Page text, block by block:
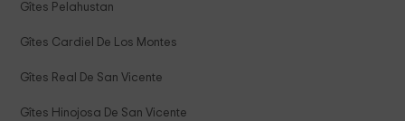
Gîtes Pelahustan
Gîtes Cardiel De Los Montes
Gîtes Real De San Vicente
Gîtes Hinojosa De San Vicente